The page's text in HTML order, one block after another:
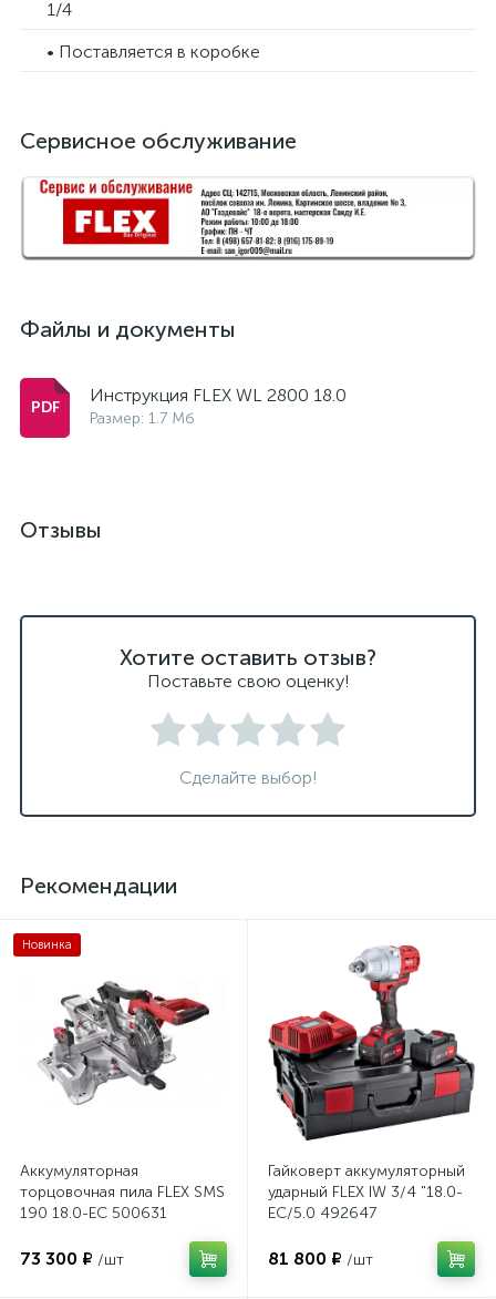
1/4
• Поставляется в коробке
Сервисное обслуживание
Файлы и документы
Инструкция FLEX WL 2800 18.0
Размер: 1.7 Мб
Отзывы
Хотите оставить отзыв?
Поставьте свою оценку!
Сделайте выбор!
Рекомендации
Новинка
Аккумуляторная
торцовочная пила FLEX SMS
190 18.0-EC 500631
73 300 ₽ /шт
Гайковерт аккумуляторный
ударный FLEX IW 3/4 "18.0-
EC/5.0 492647
81 800 ₽ /шт